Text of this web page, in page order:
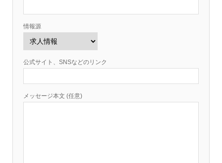
情報源
公式サイト、SNSなどのリンク
メッセージ本文 (任意)